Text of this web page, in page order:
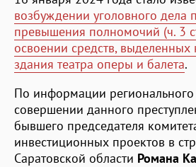
возбуждении уголовного дела
превышения полномочий (ч. 3
освоении средств,
здания театра оперы и балета.
По информации
совершении данного
бывшего председателя
инвестиционных проектов в
Саратовской области Романа